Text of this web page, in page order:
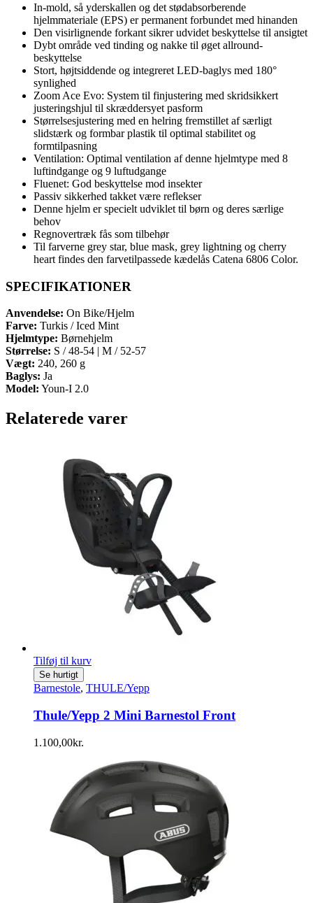
In-mold, så yderskallen og det stødabsorberende
hjelmmateriale (EPS) er permanent forbundet med hinanden
Den visirlignende forkant sikrer udvidet beskyttelse til ansigtet
Dybt område ved tinding og nakke til øget allround-
beskyttelse
Stort, højtsiddende og integreret LED-baglys med 180°
synlighed
Zoom Ace Evo: System til finjustering med skridsikkert
justeringshjul til skræddersyet pasform
Størrelsesjustering med en helring fremstillet af særligt
slidstærk og formbar plastik til optimal stabilitet og
formtilpasning
Ventilation: Optimal ventilation af denne hjelmtype med 8
luftindgange og 9 luftudgange
Fluenet: God beskyttelse mod insekter
Passiv sikkerhed takket være reflekser
Denne hjelm er specielt udviklet til børn og deres særlige
behov
Regnovertræk fås som tilbehør
Til farverne grey star, blue mask, grey lightning og cherry
heart findes den farvetilpassede kædelås Catena 6806 Color.
SPECIFIKATIONER
Anvendelse: On Bike/Hjelm
Farve: Turkis / Iced Mint
Hjelmtype: Børnehjelm
Størrelse: S / 48-54 | M / 52-57
Vægt: 240, 260 g
Baglys: Ja
Model: Youn-I 2.0
Relaterede varer
Tilføj til kurv
Se hurtigt
Barnestole, THULE/Yepp
Thule/Yepp 2 Mini Barnestol Front
1.100,00kr.